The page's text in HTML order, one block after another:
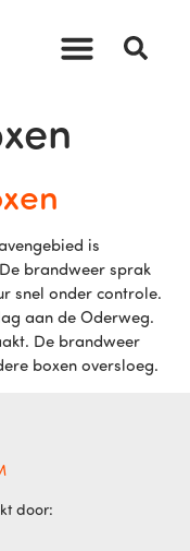
is
brandweer sprak
snel onder controle.
aan de Oderweg.
De brandweer
boxen oversloeg.
door: